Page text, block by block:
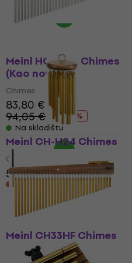
Meinl HCH2BK Chimes
(Kao novo)
Chimes
83,80 €
94,05 €
- 11 %
Na skladištu
Meinl CH-H24 Chimes
Chimes
58 €61,50 €
Na zalihi kod dobavljača
Meinl CH33HF Chimes
Chimes